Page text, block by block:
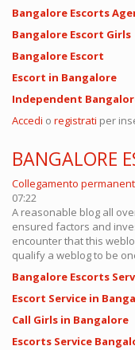
Bangalore Escorts
Bangalore Escort Girls
Bangalore Escort
Escort in Bangalore
Independent
Accedi o registrati per
BANGALORE
Collegamento
07:22
A reasonable blog all
ensured factors and
encounter that this
qualify a weblog to be
Bangalore Escorts
Escort Service in
Call Girls in Bangalore
Escorts Service